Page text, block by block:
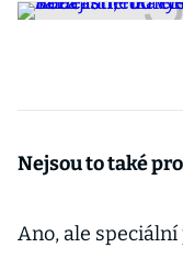
Nejsou to také
Ano, ale